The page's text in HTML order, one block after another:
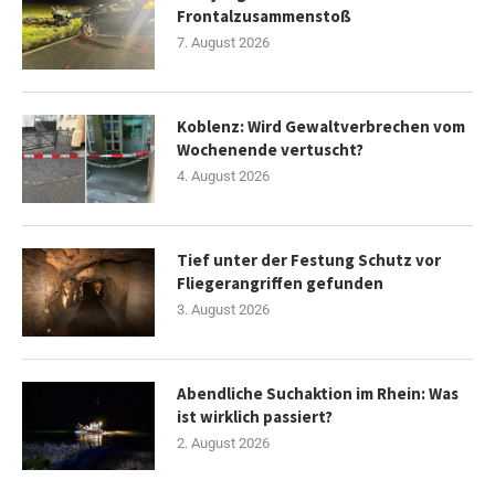
Frontalzusammenstoß
7. August 2026
Koblenz: Wird Gewaltverbrechen vom
Wochenende vertuscht?
4. August 2026
Tief unter der Festung Schutz vor
Fliegerangriffen gefunden
3. August 2026
Abendliche Suchaktion im Rhein: Was
ist wirklich passiert?
2. August 2026